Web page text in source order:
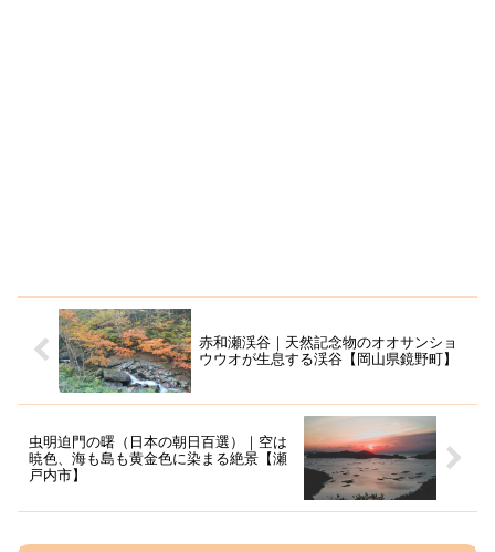
赤和瀬渓谷｜天然記念物のオオサンショ
ウウオが生息する渓谷【岡山県鏡野町】
虫明迫門の曙（日本の朝日百選）｜空は
暁色、海も島も黄金色に染まる絶景【瀬
戸内市】